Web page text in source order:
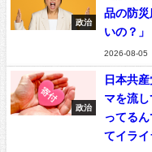
政治
品の防
いの？」
2026-08-05
政治
日本共
マを流
ってる
てイライ